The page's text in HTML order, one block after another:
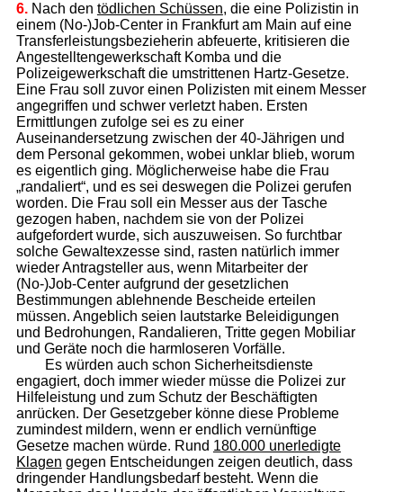
6.Nach den tödlichen Schüssen, die eine Polizistin in
einem (No-)Job-Center in Frankfurt am Main auf eine
Transferleistungsbezieherin abfeuerte, kritisieren die
Angestelltengewerkschaft Komba und die
Polizeigewerkschaft die umstrittenen Hartz-Gesetze.
Eine Frau soll zuvor einen Polizisten mit einem Messer
angegriffen und schwer verletzt haben. Ersten
Ermittlungen zufolge sei es zu einer
Auseinandersetzung zwischen der 40-Jährigen und
dem Personal gekommen, wobei unklar blieb, worum
es eigentlich ging. Möglicherweise habe die Frau
„randaliert“, und es sei deswegen die Polizei gerufen
worden. Die Frau soll ein Messer aus der Tasche
gezogen haben, nachdem sie von der Polizei
aufgefordert wurde, sich auszuweisen. So furchtbar
solche Gewaltexzesse sind, rasten natürlich immer
wieder Antragsteller aus, wenn Mitarbeiter der
(No-)Job-Center aufgrund der gesetzlichen
Bestimmungen ablehnende Bescheide erteilen
müssen. Angeblich seien lautstarke Beleidigungen
und Bedrohungen, Randalieren, Tritte gegen Mobiliar
und Geräte noch die harmloseren Vorfälle.
Es würden auch schon Sicherheitsdienste
engagiert, doch immer wieder müsse die Polizei zur
Hilfeleistung und zum Schutz der Beschäftigten
anrücken. Der Gesetzgeber könne diese Probleme
zumindest mildern, wenn er endlich vernünftige
Gesetze machen würde. Rund 180.000 unerledigte
Klagen gegen Entscheidungen zeigen deutlich, dass
dringender Handlungsbedarf besteht. Wenn die